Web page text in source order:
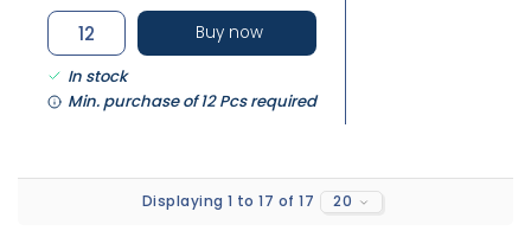
Buy now
In stock
Min. purchase of 12 Pcs required
Displaying 1 to 17 of 17 20